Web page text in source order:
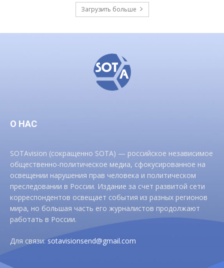
Загрузить больше
О НАС
SOTAvision (сокращенно SOTA) — российское независимое
общественно-политическое медиа, сфокусированное на
освещении нарушения прав человека и политическом
преследовании в России. Издание за счет развитой сети
корреспондентов освещает события из разных регионов
мира, но большая часть его журналистов продолжают
работать в России.
Для связи:sotavisionsend@gmail.com